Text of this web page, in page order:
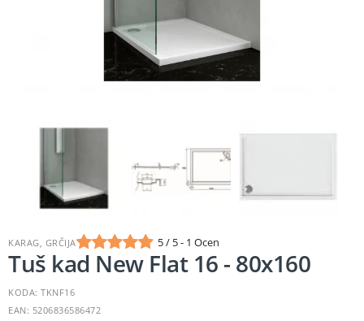
KARAG, GRČIJA 5 / 5 - 1 Ocen
Tuš kad New Flat 16 - 80x160
KODA: TKNF16
EAN: 5206836586472